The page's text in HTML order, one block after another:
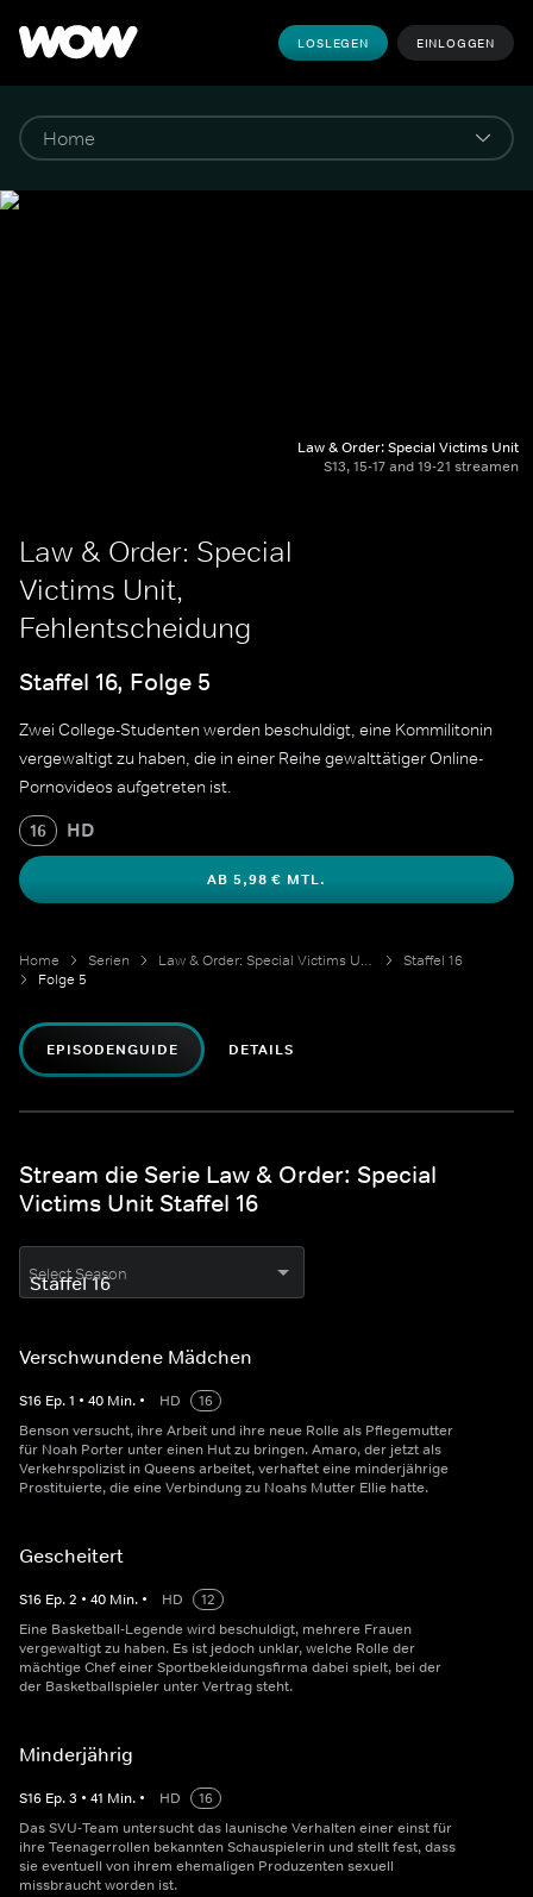
LOSLEGEN EINLOGGEN
Law & Order: Special Victims Unit
S13, 15-17 and 19-21 streamen
Law & Order: Special
Victims Unit,
Fehlentscheidung
Staffel 16, Folge 5
Zwei College-Studenten werden beschuldigt, eine Kommilitonin
vergewaltigt zu haben, die in einer Reihe gewalttätiger Online-
Pornovideos aufgetreten ist.
16 HD
AB 5,98 € MTL.
Home Serien Law & Order: Special Victims Unit
Staffel 16
Folge 5
EPISODENGUIDE DETAILS
Stream die Serie Law & Order: Special
Victims Unit Staffel 16
Select Season
Verschwundene Mädchen
S16 Ep.1 • 40 Min. • HD
16
Benson versucht, ihre Arbeit und ihre neue Rolle als Pflegemutter
für Noah Porter unter einen Hut zu bringen. Amaro, der jetzt als
Verkehrspolizist in Queens arbeitet, verhaftet eine minderjährige
Prostituierte, die eine Verbindung zu Noahs Mutter Ellie hatte.
Gescheitert
S16 Ep.2 • 40 Min. • HD
12
Eine Basketball-Legende wird beschuldigt, mehrere Frauen
vergewaltigt zu haben. Es ist jedoch unklar, welche Rolle der
mächtige Chef einer Sportbekleidungsfirma dabei spielt, bei der
der Basketballspieler unter Vertrag steht.
Minderjährig
S16 Ep.3 • 41 Min. • HD
16
Das SVU-Team untersucht das launische Verhalten einer einst für
ihre Teenagerrollen bekannten Schauspielerin und stellt fest, dass
sie eventuell von ihrem ehemaligen Produzenten sexuell
missbraucht worden ist.